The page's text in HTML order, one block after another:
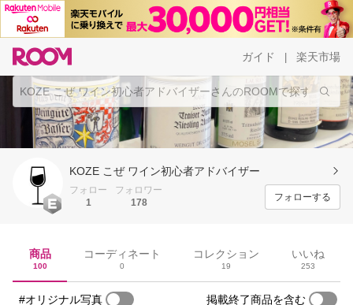
ガイド 楽天市場
KOZE こぜ ワイン初心者アドバイザー
フォロー
1
フォロワー
178
フォローする
商品
100
コーディネート
0
コレクション
19
いいね
253
#オリジナル写真 掲載終了商品を含む